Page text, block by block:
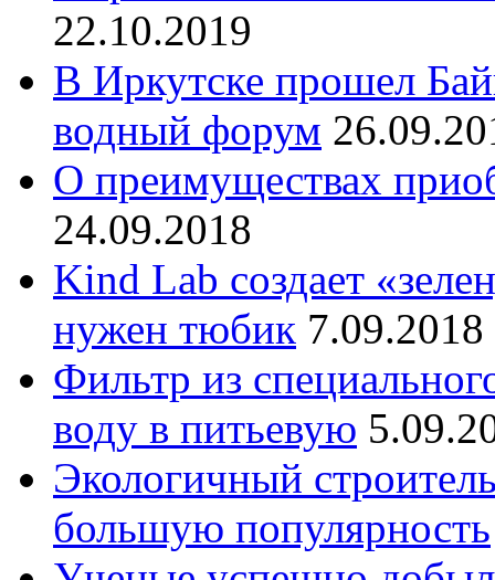
22.10.2019
В Иркутске прошел
водный форум
О преимуществах
24.09.2018
Kind Lab создает
нужен тюбик 7.09.2018
Фильтр из
воду в питьевую
Экологичный
большую популярность